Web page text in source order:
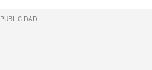
PUBLICIDAD